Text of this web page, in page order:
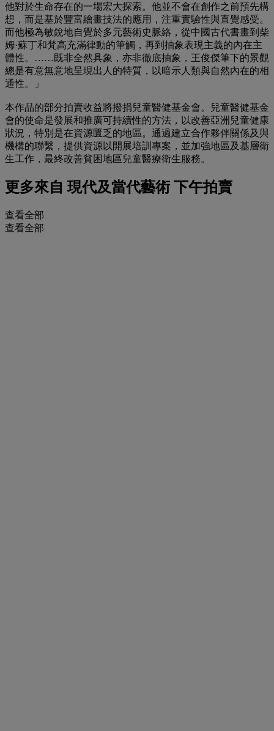
他對於生命存在的一場宏大探索。他並不會在創作之前預先構
想，而是基於豐富繪畫技法的應用，注重實驗性與直覺感受。
而他極為敏銳地自覺於多元藝術史脈絡，從中國古代書畫到柴
姆·蘇丁和梵高充滿律動的筆觸，再到抽象表現主義的內在主
體性。……既非全然具象，亦非徹底抽象，王俊傑筆下的景觀
總是有意無意地呈現出人的特質，以暗示人類與自然內在的相
通性。」
本作品的部分拍賣收益將撥捐兒童醫健基金會。兒童醫健基金
會的使命是發展和推廣可持續性的方法，以改善亞洲兒童健康
狀況，特別是在資源匱乏的地區。通過建立合作夥伴關係及與
機構的聯繫，提供資源以開展培訓專案，並加強地區及基層衛
生工作，最終改善貧困地區兒童醫療衛生服務。
更多來自 現代及當代藝術 下午拍賣
查看全部
查看全部